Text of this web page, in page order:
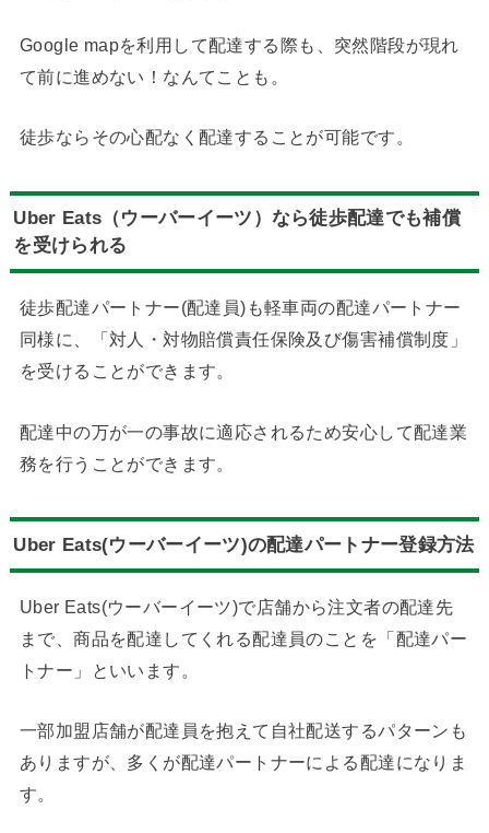
Google mapを利用して配達する際も、突然階段が現れ
て前に進めない！なんてことも。
徒歩ならその心配なく配達することが可能です。
Uber Eats（ウーバーイーツ）なら徒歩配達でも補償
を受けられる
徒歩配達パートナー(配達員)も軽車両の配達パートナー
同様に、「対人・対物賠償責任保険及び傷害補償制度」
を受けることができます。
配達中の万が一の事故に適応されるため安心して配達業
務を行うことができます。
Uber Eats(ウーバーイーツ)の配達パートナー登録方法
Uber Eats(ウーバーイーツ)で店舗から注文者の配達先
まで、商品を配達してくれる配達員のことを「配達パー
トナー」といいます。
一部加盟店舗が配達員を抱えて自社配送するパターンも
ありますが、多くが配達パートナーによる配達になりま
す。